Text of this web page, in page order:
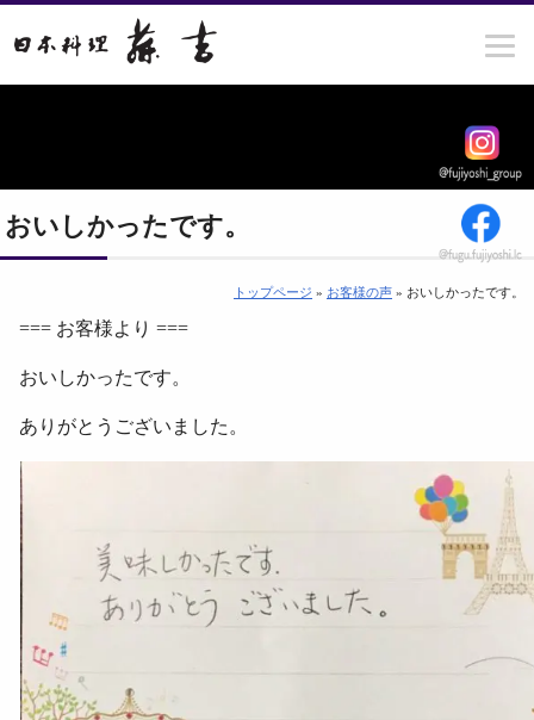
おいしかったです。
トップページ » お客様の声 » おいしかったです。
=== お客様より ===
おいしかったです。
ありがとうございました。